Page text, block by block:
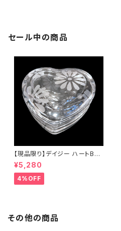
セール中の商品
【現品限り】デイジー ハートBO
X
¥5,280
4%OFF
その他の商品